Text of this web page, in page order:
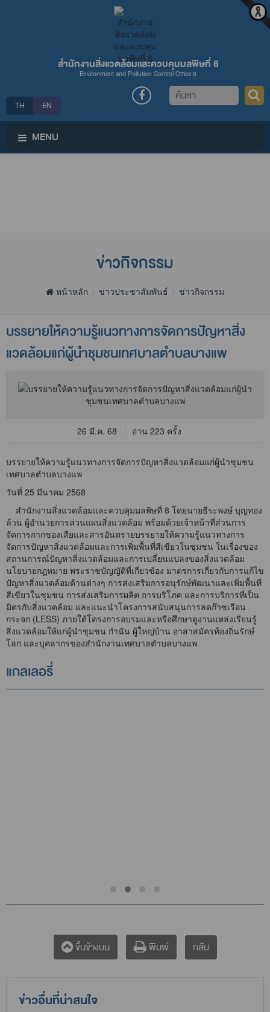
สำนักงานสิ่งแวดล้อมและควบคุมมลพิษที่ 8
Environment and Pollution Control Office 8
TH EN
ค้นหา
MENU
ข่าวกิจกรรม
หน้าหลัก ข่าวประชาสัมพันธ์ ข่าวกิจกรรม
บรรยายให้ความรู้แนวทางการจัดการปัญหาสิ่ง
แวดล้อมแก่ผู้นำชุมชนเทศบาลตำบลบางแพ
26 มี.ค. 68 อ่าน 223 ครั้ง
บรรยายให้ความรู้แนวทางการจัดการปัญหาสิ่งแวดล้อมแก่ผู้นำชุมชน
เทศบาลตำบลบางแพ
วันที่ 25 มีนาคม 2568
สำนักงานสิ่งแวดล้อมและควบคุมมลพิษที่ 8 โดยนายธีระพงษ์ บุญทอง
ล้วน ผู้อำนวยการส่วนแผนสิ่งแวดล้อม พร้อมด้วยเจ้าหน้าที่ส่วนการ
จัดการกากของเสียและสารอันตรายบรรยายให้ความรู้แนวทางการ
จัดการปัญหาสิ่งแวดล้อมและการเพิ่มพื้นที่สีเขียวในชุมชน ในเรื่องของ
สถานการณ์ปัญหาสิ่งแวดล้อมและการเปลี่ยนแปลงของสิ่งแวดล้อม
นโยบายกฎหมาย พระราชบัญญัติที่เกี่ยวข้อง มาตรการเกี่ยวกับการแก้ไข
ปัญหาสิ่งแวดล้อมด้านต่างๆ การส่งเสริมการอนุรักษ์พัฒนาและเพิ่มพื้นที่
สีเขียวในชุมชน การส่งเสริมการผลิต การบริโภค และการบริการที่เป็น
มิตรกับสิ่งแวดล้อม และแนะนำโครงการสนับสนุนการลดก๊าซเรือน
กระจก (LESS) ภายใต้โครงการอบรมและหรือศึกษาดูงานแหล่งเรียนรู้
สิ่งแวดล้อมให้แก่ผู้นำชุมชน กำนัน ผู้ใหญ่บ้าน อาสาสมัครท้องถิ่นรักษ์
โลก และบุคลากรของสำนักงานเทศบาลตำบลบางแพ
แกลเลอรี่
ขึ้นข้างบน พิมพ์ กลับ
ข่าวอื่นที่น่าสนใจ